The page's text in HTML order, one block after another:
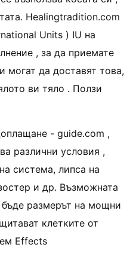
Healingtradition.com
Units ) IU на
, за да приемате
могат да доставят това,
ви тяло . Ползи
- guide.com ,
различни условия ,
система, липса на
и др. Възможната
размерът на мощни
клетките от
Effects